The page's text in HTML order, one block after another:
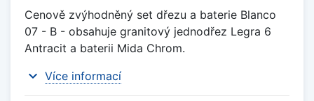
Cenově zvýhodněný set dřezu a baterie Blanco
07 - B - obsahuje granitový jednodřez Legra 6
Antracit a baterii Mida Chrom.
expand_more Více informací